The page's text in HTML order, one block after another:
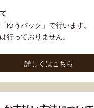
ゆうパック」で行います。
行っておりません。
詳しくはこちら